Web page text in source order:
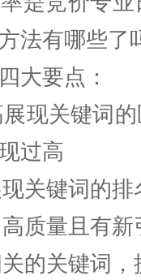
法有哪些了
大要点：
现关键词的
过高
关键词的排
质量且有新
的关键词，